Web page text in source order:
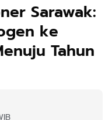
Sarawak:
ke
Tahun